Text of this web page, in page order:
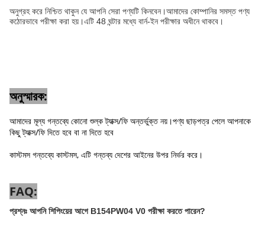
অনুগ্রহ করে নিশ্চিত থাকুন যে আপনি সেরা পণ্যটি কিনবেন।আমাদের কোম্পানির সমস্ত পণ্য
কঠোরভাবে পরীক্ষা করা হয়।এটি 48 ঘন্টার মধ্যে বার্ন-ইন পরীক্ষার অধীনে থাকবে।
অনুস্মারক:
আমাদের মূল্য গন্তব্যে কোনো শুল্ক ট্যাক্স/ফি অন্তর্ভুক্ত নয়।পণ্য ছাড়পত্র পেলে আপনাকে
কিছু ট্যাক্স/ফি দিতে হবে বা না দিতে হবে
কাস্টমস গন্তব্যে কাস্টমস, এটি গন্তব্য দেশের আইনের উপর নির্ভর করে।
FAQ:
প্রশ্নঃ আপনি শিপিংয়ের আগে B154PW04 V0 পরীক্ষা করতে পারেন?